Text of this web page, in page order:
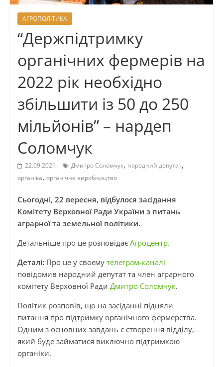
АГРОПОЛІТИКА
“Держпідтримку
органічних фермерів на
2022 рік необхідно
збільшити із 50 до 250
мільйонів” – нардеп
Соломчук
22.09.2021 Дмитро Соломчук, народний депутат,
органіка, органічне виробництво
Сьогодні, 22 вересня, відбулося засідання
Комітету Верховної Ради України з питань
аграрної та земельної політики.
Детальніше про це розповідає Агроцентр.
Деталі: Про це у своєму телеграм-каналі
повідомив народний депутат та член аграрного
комітету Верховної Ради Дмитро Соломчук.
Політик розповів, що на засіданні підняли
питання про підтримку органічного фермерства.
Одним з основних завдань є створення відділу,
який буде займатися виключно підтримкою
органіки.